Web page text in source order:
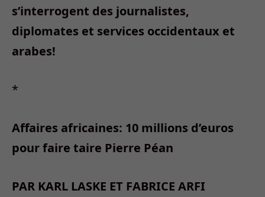
s’interrogent des journalistes,
diplomates et services occidentaux et
arabes!
*
Affaires africaines: 10 millions d’euros
pour faire taire Pierre Péan
PAR KARL LASKE ET FABRICE ARFI